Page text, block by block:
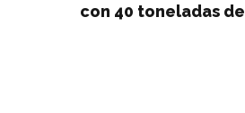
con 40 toneladas de